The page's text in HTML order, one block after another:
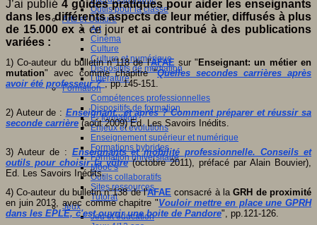
Outils pour la classe
Arts et Culture
Art
Cinéma
Culture
Culture et numérique
Dispositifs de médiation
Littérature
Formation
Compétences professionnelles
Dispositifs de formation
E- formation
Enjeux et évolutions
Enseignement supérieur et numérique
Formations hybrides
Formation universitaire
Mooc’s
Outils collaboratifs
Sites ressources
Tutorat
Jeux
Jeu et éducation
J’ai publié 4 guides pratiques pour aider les enseignants
dans les différents aspects de leur métier, diffusés à plus
de 15.000 ex à ce jour et ai contribué à des publications
variées :
1) Co-auteur du bulletin n°118 de l'AFAE sur " Enseignant: un métier en
mutation" avec comme chapitre "Quelles secondes carrières après
avoir été professeur ?", pp.145-151.
2) Auteur de : Enseignant...et après ? Comment préparer et réussir sa
seconde carrière (août 2009) Ed. Les Savoirs Inédits.
3) Auteur de : Enseignants et mobilité professionnelle. Conseils et
outils pour choisir la vôtre(octobre 2011), préfacé par Alain Bouvier),
Ed. Les Savoirs Inédits.
4) Co-auteur du bulletin n°138 de l'AFAE consacré à laGRH de proximité
en juin 2013, avec comme chapitre "Vouloir mettre en place une GPRH
dans les EPLE, c'est ouvrir une boite de Pandore", pp.121-126.